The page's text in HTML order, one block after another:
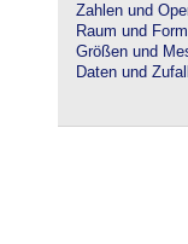
Zahlen und
Raum und
Größen und
Daten und